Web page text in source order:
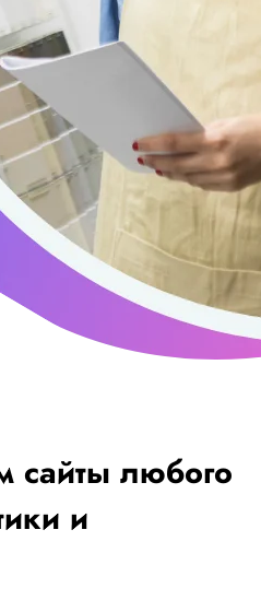
сайты любого
и